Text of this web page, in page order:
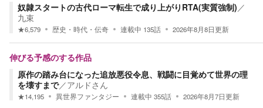
奴隷スタートの古代ローマ転生で成り上がりRTA(実質強制) ／
九束
★6,579 歴史・時代・伝奇 連載中 135話 2026年8月8日更新
伸びる予感のする作品
原作の踏み台になった追放悪役令息、戦闘に目覚めて世界の理
を壊すまで／アルドさん
★14,195 異世界ファンタジー 連載中 355話 2026年8月7日更新